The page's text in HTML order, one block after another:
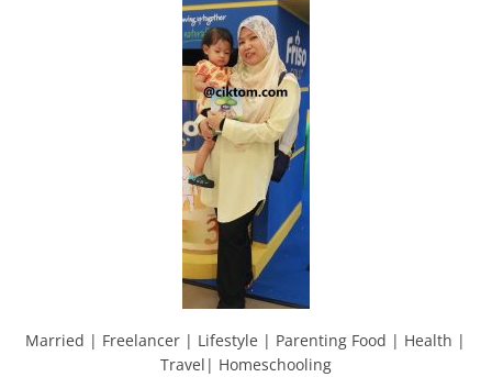
Married | Freelancer | Lifestyle | Parenting Food | Health |
Travel| Homeschooling